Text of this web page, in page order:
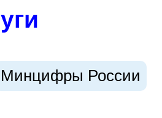
Минцифры России